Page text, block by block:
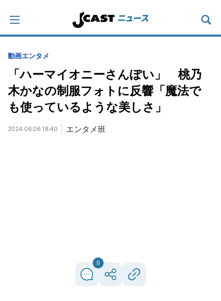
動画エンタメ
「ハーマイオニーさんぽい」 桃乃
木かなの制服フォトに反響「魔法で
も使っているような美しさ」
2024.06.06 18:40 エンタメ班
0